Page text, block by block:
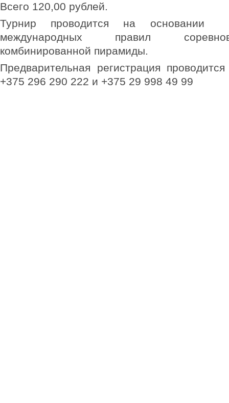
Всего 120,00 рублей.
Турнир проводится на основании
международных правил
комбинированной пирамиды.
Предварительная регистрация
+375 296 290 222 и +375 29 998 49 99